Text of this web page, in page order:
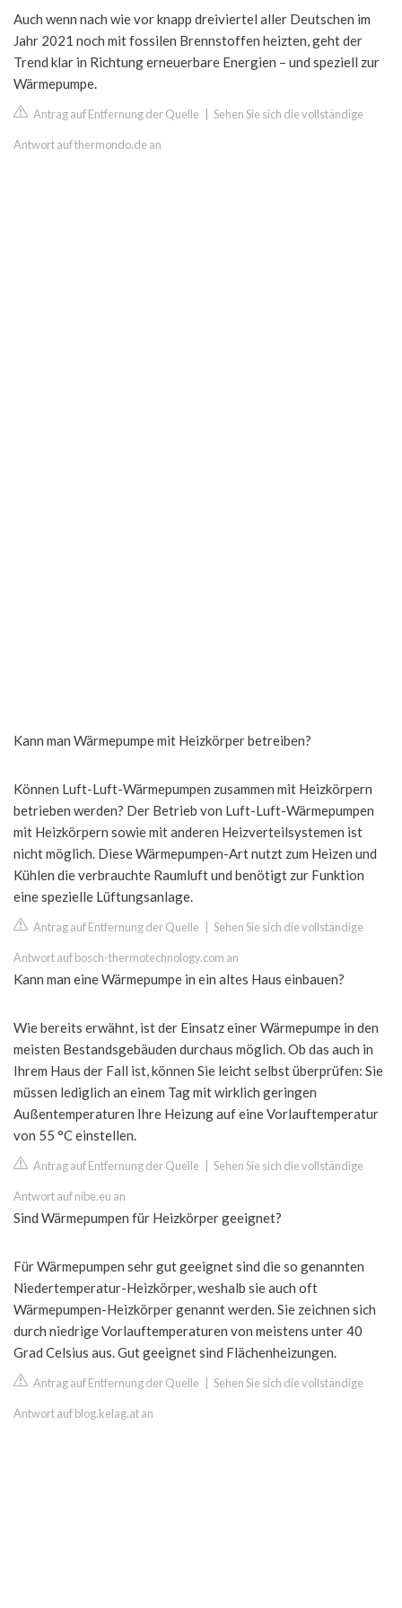
Auch wenn nach wie vor knapp dreiviertel aller Deutschen im
Jahr 2021 noch mit fossilen Brennstoffen heizten, geht der
Trend klar in Richtung erneuerbare Energien – und speziell zur
Wärmepumpe.
Antrag auf Entfernung der Quelle Sehen Sie sich die vollständige
Antwort auf thermondo.de an
Kann man Wärmepumpe mit Heizkörper betreiben?
Können Luft-Luft-Wärmepumpen zusammen mit Heizkörpern
betrieben werden? Der Betrieb von Luft-Luft-Wärmepumpen
mit Heizkörpern sowie mit anderen Heizverteilsystemen ist
nicht möglich. Diese Wärmepumpen-Art nutzt zum Heizen und
Kühlen die verbrauchte Raumluft und benötigt zur Funktion
eine spezielle Lüftungsanlage.
Antrag auf Entfernung der Quelle Sehen Sie sich die vollständige
Antwort auf bosch-thermotechnology.com an
Kann man eine Wärmepumpe in ein altes Haus einbauen?
Wie bereits erwähnt, ist der Einsatz einer Wärmepumpe in den
meisten Bestandsgebäuden durchaus möglich. Ob das auch in
Ihrem Haus der Fall ist, können Sie leicht selbst überprüfen: Sie
müssen lediglich an einem Tag mit wirklich geringen
Außentemperaturen Ihre Heizung auf eine Vorlauftemperatur
von 55 °C einstellen.
Antrag auf Entfernung der Quelle Sehen Sie sich die vollständige
Antwort auf nibe.eu an
Sind Wärmepumpen für Heizkörper geeignet?
Für Wärmepumpen sehr gut geeignet sind die so genannten
Niedertemperatur-Heizkörper, weshalb sie auch oft
Wärmepumpen-Heizkörper genannt werden. Sie zeichnen sich
durch niedrige Vorlauftemperaturen von meistens unter 40
Grad Celsius aus. Gut geeignet sind Flächenheizungen.
Antrag auf Entfernung der Quelle Sehen Sie sich die vollständige
Antwort auf blog.kelag.at an